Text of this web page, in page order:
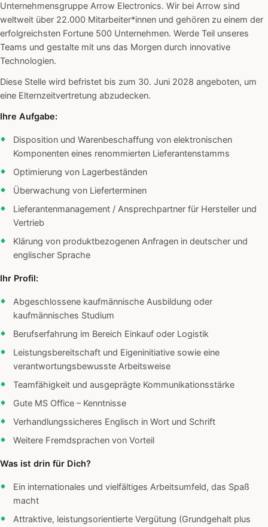
Unternehmensgruppe Arrow Electronics. Wir bei Arrow sind
weltweit über 22.000 Mitarbeiter*innen und gehören zu einem der
erfolgreichsten Fortune 500 Unternehmen. Werde Teil unseres
Teams und gestalte mit uns das Morgen durch innovative
Technologien.
Diese Stelle wird befristet bis zum 30. Juni 2028 angeboten, um
eine Elternzeitvertretung abzudecken.
Ihre Aufgabe:
Disposition und Warenbeschaffung von elektronischen
Komponenten eines renommierten Lieferantenstamms
Optimierung von Lagerbeständen
Überwachung von Lieferterminen
Lieferantenmanagement / Ansprechpartner für Hersteller und
Vertrieb
Klärung von produktbezogenen Anfragen in deutscher und
englischer Sprache
Ihr Profil:
Abgeschlossene kaufmännische Ausbildung oder
kaufmännisches Studium
Berufserfahrung im Bereich Einkauf oder Logistik
Leistungsbereitschaft und Eigeninitiative sowie eine
verantwortungsbewusste Arbeitsweise
Teamfähigkeit und ausgeprägte Kommunikationsstärke
Gute MS Office – Kenntnisse
Verhandlungssicheres Englisch in Wort und Schrift
Weitere Fremdsprachen von Vorteil
Was ist drin für Dich?
Ein internationales und vielfältiges Arbeitsumfeld, das Spaß
macht
Attraktive, leistungsorientierte Vergütung (Grundgehalt plus